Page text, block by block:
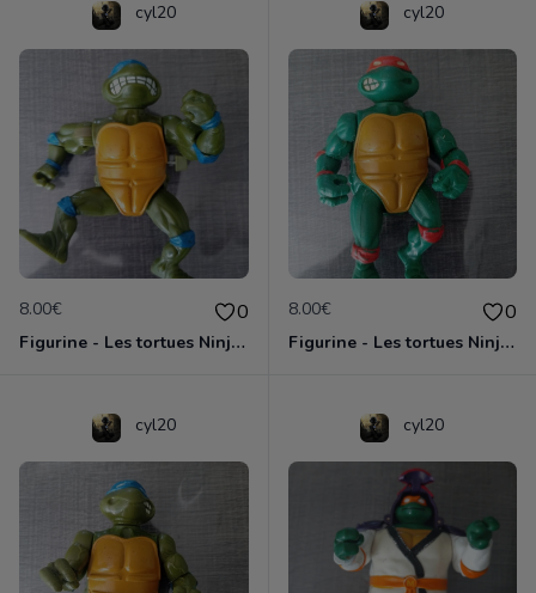
cyl20
8.00€ 0
Figurine - Les tortues Ninja - Leonardo
cyl20
8.00€ 0
Figurine - Les tortues Ninja - Michaelangelo
cyl20 cyl20